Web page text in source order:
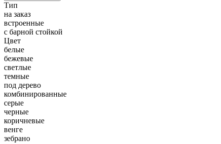
Тип
на заказ
встроенные
с барной стойкой
Цвет
белые
бежевые
светлые
темные
под дерево
комбинированные
серые
черные
коричневые
венге
зебрано